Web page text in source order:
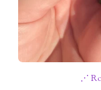
⋰